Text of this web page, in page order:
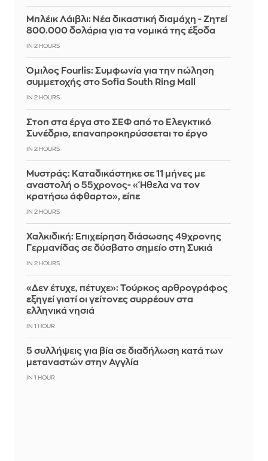
Μπλέικ Λάιβλι: Νέα δικαστική διαμάχη - Ζητεί
800.000 δολάρια για τα νομικά της έξοδα
IN 2 HOURS
Όμιλος Fourlis: Συμφωνία για την πώληση
συμμετοχής στο Sofia South Ring Mall
IN 2 HOURS
Στοπ στα έργα στο ΣΕΦ από το Ελεγκτικό
Συνέδριο, επαναπροκηρύσσεται το έργο
IN 2 HOURS
Μυστράς: Καταδικάστηκε σε 11 μήνες με
αναστολή ο 55χρονος- «Ήθελα να τον
κρατήσω άφθαρτο», είπε
IN 2 HOURS
Χαλκιδική: Επιχείρηση διάσωσης 49χρονης
Γερμανίδας σε δύσβατο σημείο στη Συκιά
IN 2 HOURS
«Δεν έτυχε, πέτυχε»: Τούρκος αρθρογράφος
εξηγεί γιατί οι γείτονες συρρέουν στα
ελληνικά νησιά
IN 1 HOUR
5 συλλήψεις για βία σε διαδήλωση κατά των
μεταναστών στην Αγγλία
IN 1 HOUR